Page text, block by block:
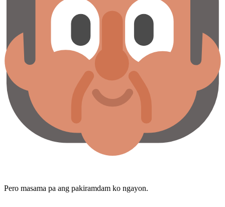
Pero masama pa ang pakiramdam ko ngayon.